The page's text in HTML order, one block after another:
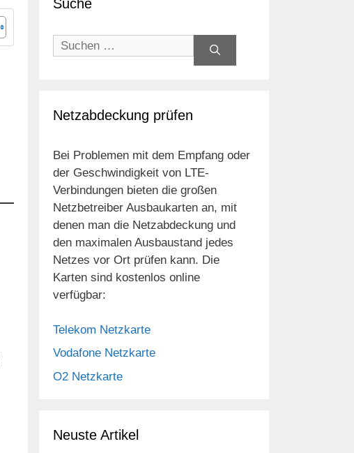
Suche
Suchen
nach:
Netzabdeckung prüfen
Bei Problemen mit dem Empfang oder
der Geschwindigkeit von LTE-
Verbindungen bieten die großen
Netzbetreiber Ausbaukarten an, mit
denen man die Netzabdeckung und
den maximalen Ausbaustand jedes
Netzes vor Ort prüfen kann. Die
Karten sind kostenlos online
verfügbar:
Telekom Netzkarte
Vodafone Netzkarte
O2 Netzkarte
Neuste Artikel